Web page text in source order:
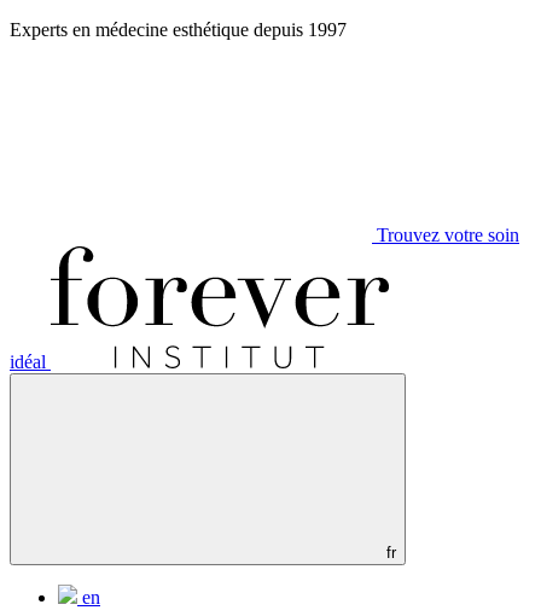
Aller
Experts en médecine esthétique depuis 1997
Trouvez votre soin
idéal
fr
en